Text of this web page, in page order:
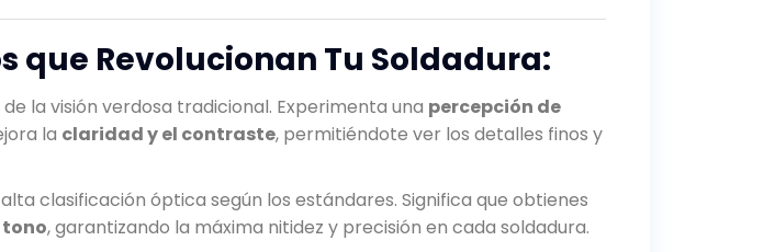
que Revolucionan Tu Soldadura:
la visión verdosa tradicional. Experimenta una percepción de
la claridad y el contraste, permitiéndote ver los detalles finos y
clasificación óptica según los estándares. Significa que obtienes
tono, garantizando la máxima nitidez y precisión en cada soldadura.